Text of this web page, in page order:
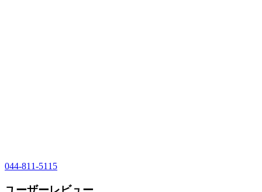
044-811-5115